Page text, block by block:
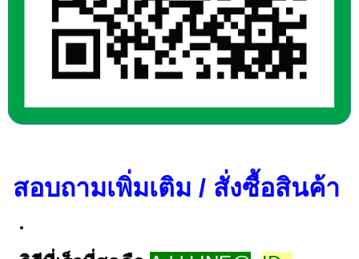
สอบถามเพิ่มเติม / สั่งซื้อสินค้า